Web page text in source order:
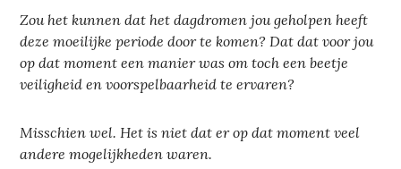
Zou het kunnen dat het dagdromen jou geholpen heeft
deze moeilijke periode door te komen? Dat dat voor jou
op dat moment een manier was om toch een beetje
veiligheid en voorspelbaarheid te ervaren?
Misschien wel. Het is niet dat er op dat moment veel
andere mogelijkheden waren.